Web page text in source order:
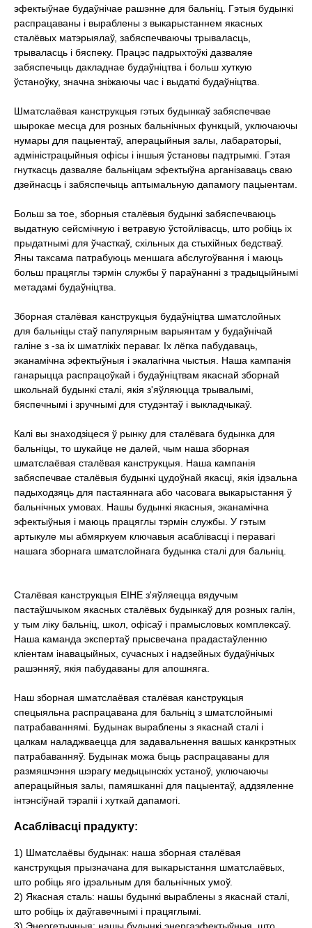
эфектыўнае будаўнічае рашэнне для бальніц. Гэтыя будынкі
распрацаваны і выраблены з выкарыстаннем якасных
сталёвых матэрыялаў, забяспечваючы трываласць,
трываласць і бяспеку. Працэс падрыхтоўкі дазваляе
забяспечыць дакладнае будаўніцтва і больш хуткую
ўстаноўку, значна зніжаючы час і выдаткі будаўніцтва.
Шматслаёвая канструкцыя гэтых будынкаў забяспечвае
шырокае месца для розных бальнічных функцый, уключаючы
нумары для пацыентаў, аперацыйныя залы, лабараторыі,
адміністрацыйныя офісы і іншыя ўстановы падтрымкі. Гэтая
гнуткасць дазваляе бальніцам эфектыўна арганізаваць сваю
дзейнасць і забяспечыць аптымальную дапамогу пацыентам.
Больш за тое, зборныя сталёвыя будынкі забяспечваюць
выдатную сейсмічную і ветравую ўстойлівасць, што робіць іх
прыдатнымі для ўчасткаў, схільных да стыхійных бедстваў.
Яны таксама патрабуюць меншага абслугоўвання і маюць
больш працяглы тэрмін службы ў параўнанні з традыцыйнымі
метадамі будаўніцтва.
Зборная сталёвая канструкцыя будаўніцтва шматслойных
для бальніцы стаў папулярным варыянтам у будаўнічай
галіне з -за іх шматлікіх пераваг. Іх лёгка пабудаваць,
эканамічна эфектыўныя і экалагічна чыстыя. Наша кампанія
ганарыцца распрацоўкай і будаўніцтвам якаснай зборнай
школьнай будынкі сталі, якія з'яўляюцца трывалымі,
бяспечнымі і зручнымі для студэнтаў і выкладчыкаў.
Калі вы знаходзіцеся ў рынку для сталёвага будынка для
бальніцы, то шукайце не далей, чым наша зборная
шматслаёвая сталёвая канструкцыя. Наша кампанія
забяспечвае сталёвыя будынкі цудоўнай якасці, якія ідэальна
падыходзяць для пастаяннага або часовага выкарыстання ў
бальнічных умовах. Нашы будынкі якасныя, эканамічна
эфектыўныя і маюць працяглы тэрмін службы. У гэтым
артыкуле мы абмяркуем ключавыя асаблівасці і перавагі
нашага зборнага шматслойнага будынка сталі для бальніц.
Сталёвая канструкцыя EIHE з'яўляецца вядучым
пастаўшчыком якасных сталёвых будынкаў для розных галін,
у тым ліку бальніц, школ, офісаў і прамысловых комплексаў.
Наша каманда экспертаў прысвечана прадастаўленню
кліентам інавацыйных, сучасных і надзейных будаўнічых
рашэнняў, якія пабудаваны для апошняга.
Наш зборная шматслаёвая сталёвая канструкцыя
спецыяльна распрацавана для бальніц з шматслойнымі
патрабаваннямі. Будынак выраблены з якаснай сталі і
цалкам наладжваецца для задавальнення вашых канкрэтных
патрабаванняў. Будынак можа быць распрацаваны для
размяшчэння шэрагу медыцынскіх устаноў, уключаючы
аперацыйныя залы, памяшканні для пацыентаў, аддзяленне
інтэнсіўнай тэрапіі і хуткай дапамогі.
Асаблівасці прадукту:
1) Шматслаёвы будынак: наша зборная сталёвая
канструкцыя прызначана для выкарыстання шматслаёвых,
што робіць яго ідэальным для бальнічных умоў.
2) Якасная сталь: нашы будынкі выраблены з якаснай сталі,
што робіць іх даўгавечнымі і працяглымі.
3) Энергетычныя: нашы будынкі энергаэфектыўныя, што